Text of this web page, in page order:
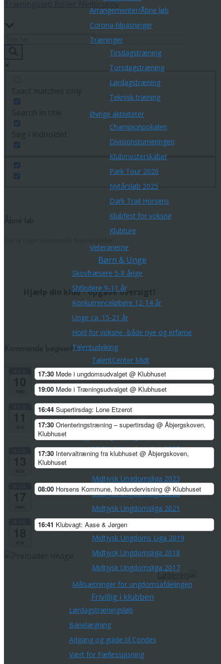
Arrangementer/Åbne løb
Corona-tilpasninger
Træninger
Tirsdagstræning
Torsdagstræning
Lørdagstræning
Teknisk træning
Øvrige aktiviteter
Championpokalen
Divisionsturneringen
Klubmesterskaber
Park Tour 2026
Nytårsløb 2025
Dark Trail Horsens
Klubfest for voksne
Klubture
Veteranerne
Børn & Unge
Skovfræsere 5-8 årige
Stifindere 9-11 år
Konkurrenceløbere 12-14 år
Unge ca. 15-21 år
Hold for voksne -både nye og erfarne
Talentudviking
TalentCenter Midt
Talentidrætsklasser
Sportscollege Horsens
Ungdomskurser og sommerlejre
Kreds Ungdoms Match
Midtjysk Ungdomsliga 2025
Midtjysk Ungdomsliga 2023
Midtjysk Ungdomsliga 2022
Midtjysk Ungdomsliga 2021
Midtjysk Ungdoms Liga 2020
Midtjysk Ungdoms Liga 2019
Midtjysk Ungdomsliga 2018
Midtjysk Ungdomsliga 2017
Målsætninger for ungdomsafdelingen
Frivillig i klubben
Lørdagstræningsløb
Banelægning
Adgang og guide til Condes
Vært for Fællesspisning
Træningsløb Boller Nederskov
Hjælp din klub - opgave oversigt!
Kommende begivenheder
17:30 Møde i ungdomsudvalget @ Klubhuset
19:00 Møde i Træningsudvalget @ Klubhuset
16:44 Supertirsdag: Lone Etzerot
17:30 Orienteringstræning – supertirsdag @ Åbjergskoven,
Klubhuset
17:30 Intervaltræning fra klubhuset @ Åbjergskoven,
Klubhuset
08:00 Horsens Kommune, holdundervisning @ Klubhuset
16:41 Klubvagt: Aase & Jørgen